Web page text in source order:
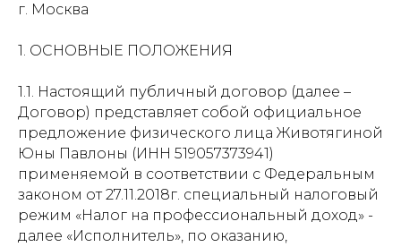
г. Москва
​1. ОСНОВНЫЕ ПОЛОЖЕНИЯ
1.1. Настоящий публичный договор (далее –
Договор) представляет собой официальное
предложение физического лица Животягиной
Юны Павлоны (ИНН 519057373941)
применяемой в соответствии с Федеральным
законом от 27.11.2018г. специальный налоговый
режим «Налог на профессиональный доход» -
далее «Исполнитель», по оказанию,